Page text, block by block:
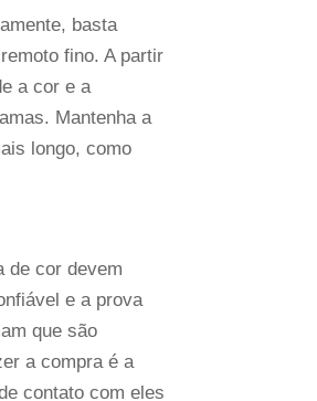
basta
fino. A partir
a cor e a
Mantenha a
longo, como
de cor devem
e a prova
que são
a compra é a
contato com eles